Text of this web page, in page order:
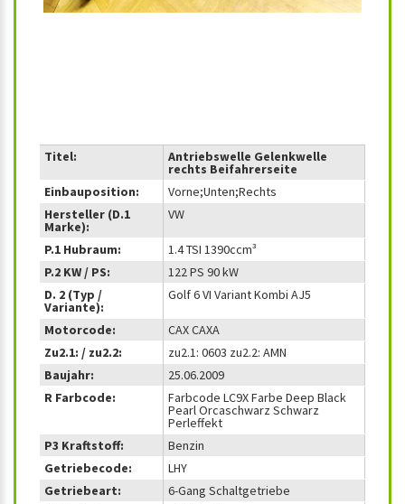
Titel: Antriebswelle Gelenkwelle
rechts Beifahrerseite
Einbauposition:
Vorne;Unten;Rechts
Hersteller (D.1
Marke):
VW
P.1 Hubraum:
1.4 TSI 1390ccm³
P.2 KW / PS:
122 PS 90 kW
D. 2 (Typ /
Variante):
Golf 6 VI Variant Kombi AJ5
Motorcode:
CAX CAXA
Zu2.1: / zu2.2:
zu2.1: 0603 zu2.2: AMN
Baujahr:
25.06.2009
R Farbcode:
Farbcode LC9X Farbe Deep Black
Pearl Orcaschwarz Schwarz
Perleffekt
P3 Kraftstoff:
Benzin
Getriebecode:
LHY
Getriebeart:
6-Gang Schaltgetriebe